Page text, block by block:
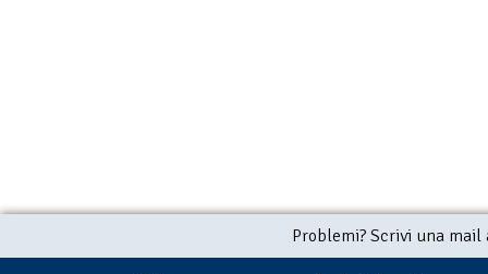
Problemi? Scrivi una